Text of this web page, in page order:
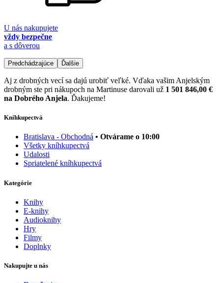
U nás nakupujete
vždy bezpečne
a s dôverou
Predchádzajúce Ďalšie
Aj z drobných vecí sa dajú urobiť veľké. Vďaka vašim Anjelským
drobným ste pri nákupoch na Martinuse darovali už 1 501 846,00 €
na Dobrého Anjela. Ďakujeme!
Kníhkupectvá
Bratislava - Obchodná • Otvárame o 10:00
Všetky kníhkupectvá
Udalosti
Spriatelené kníhkupectvá
Kategórie
Knihy
E-knihy
Audioknihy
Hry
Filmy
Doplnky
Nakupujte u nás